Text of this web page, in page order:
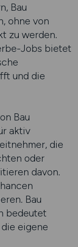
Bau
ohne von
zu werden.
Jobs bietet
und die
Bau
aktiv
die
oder
davon.
Bau
bedeutet
eigene